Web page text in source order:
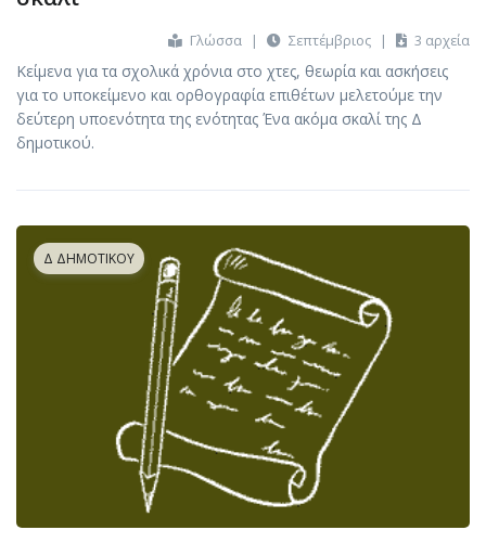
Γλώσσα | Σεπτέμβριος | 3 αρχεία
Κείμενα για τα σχολικά χρόνια στο χτες, θεωρία και ασκήσεις
για το υποκείμενο και ορθογραφία επιθέτων μελετούμε την
δεύτερη υποενότητα της ενότητας Ένα ακόμα σκαλί της Δ
δημοτικού.
Δ ΔΗΜΟΤΙΚΟΎ